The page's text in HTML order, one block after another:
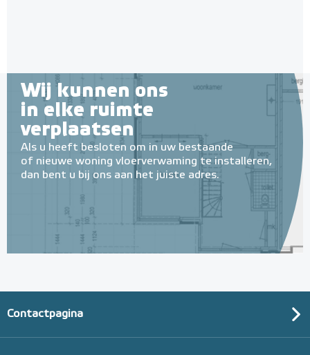
Wij kunnen ons
in elke ruimte
verplaatsen
Als u heeft besloten om in uw bestaande
of nieuwe woning vloerverwaming te installeren,
dan bent u bij ons aan het juiste adres.
Contactpagina